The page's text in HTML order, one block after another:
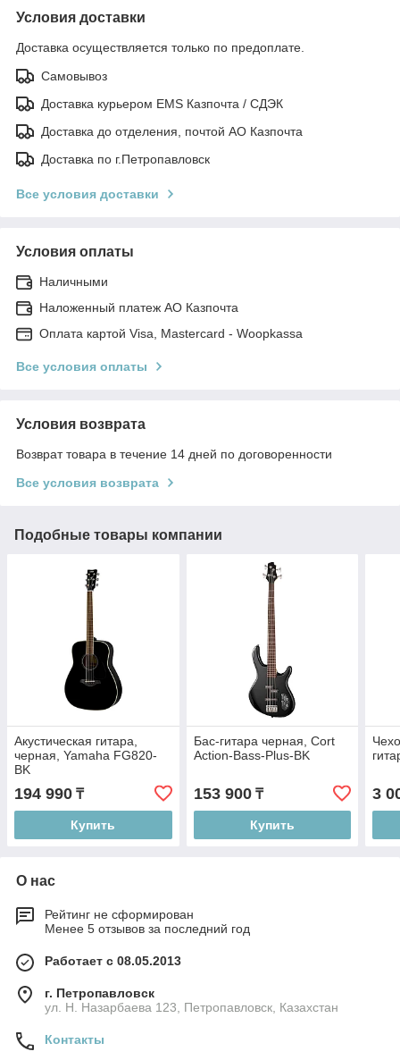
Условия доставки
Доставка осуществляется только по предоплате.
Самовывоз
Доставка курьером EMS Казпочта / СДЭК
Доставка до отделения, почтой АО Казпочта
Доставка по г.Петропавловск
Все условия доставки
Условия оплаты
Наличными
Наложенный платеж АО Казпочта
Оплата картой Visa, Mastercard - Woopkassa
Все условия оплаты
Условия возврата
Возврат товара в течение 14 дней по договоренности
Все условия возврата
Подобные товары компании
Акустическая гитара,
черная, Yamaha FG820-
BK
194 990 ₸
Купить
Бас-гитара черная, Cort
Action-Bass-Plus-BK
153 900₸
Купить
3
О нас
Рейтинг не сформирован
Менее 5 отзывов за последний год
Работает с 08.05.2013
г. Петропавловск
ул. Н. Назарбаева 123, Петропавловск, Казахстан
Контакты